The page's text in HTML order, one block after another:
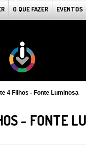
O QUE FAZER EVENTOS
4 Filhos - Fonte Luminosa
- FONTE